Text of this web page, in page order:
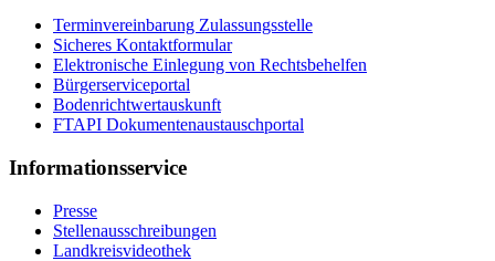
Terminvereinbarung Zulassungsstelle
Sicheres Kontaktformular
Elektronische Einlegung von Rechtsbehelfen
Bürgerserviceportal
Bodenrichtwertauskunft
FTAPI Dokumentenaustauschportal
Informationsservice
Presse
Stellenausschreibungen
Landkreisvideothek